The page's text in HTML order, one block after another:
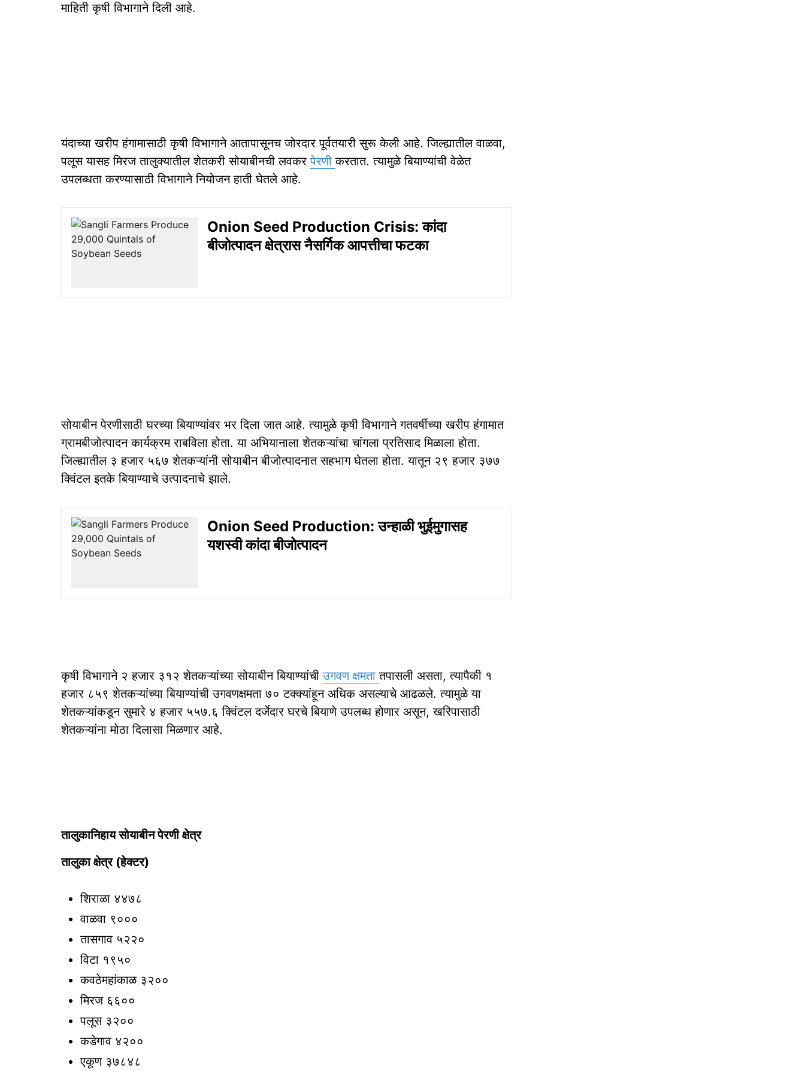
माहिती कृषी विभागाने दिली आहे.
यंदाच्या खरीप हंगामासाठी कृषी विभागाने आतापासूनच जोरदार पूर्वतयारी सुरू केली आहे. जिल्ह्यातील वाळवा,
पलूस यासह मिरज तालुक्यातील शेतकरी सोयाबीनची लवकरपेरणीकरतात. त्यामुळे बियाण्यांची वेळेत
उपलब्धता करण्यासाठी विभागाने नियोजन हाती घेतले आहे.
Onion Seed Production Crisis: कांदा
बीजोत्पादन क्षेत्रास नैसर्गिक आपत्तीचा फटका
सोयाबीन पेरणीसाठी घरच्या बियाण्यांवर भर दिला जात आहे. त्यामुळे कृषी विभागाने गतवर्षीच्या खरीप हंगामात
ग्रामबीजोत्पादन कार्यक्रम राबविला होता. या अभियानाला शेतकऱ्यांचा चांगला प्रतिसाद मिळाला होता.
जिल्ह्यातील ३ हजार ५६७ शेतकऱ्यांनी सोयाबीन बीजोत्पादनात सहभाग घेतला होता. यातून २९ हजार ३७७
क्विंटल इतके बियाण्याचे उत्पादनाचे झाले.
Onion Seed Production: उन्हाळी भुईमुगासह
यशस्वी कांदा बीजोत्पादन
कृषी विभागाने २ हजार ३१२ शेतकऱ्यांच्या सोयाबीन बियाण्यांचीउगवण क्षमतातपासली असता, त्यापैकी १
हजार ८५९ शेतकऱ्यांच्या बियाण्यांची उगवणक्षमता ७० टक्क्यांहून अधिक असल्याचे आढळले. त्यामुळे या
शेतकऱ्यांकडून सुमारे ४ हजार ५५७.६ क्विंटल दर्जेदार घरचे बियाणे उपलब्ध होणार असून, खरिपासाठी
शेतकऱ्यांना मोठा दिलासा मिळणार आहे.
तालुकानिहाय सोयाबीन पेरणी क्षेत्र
तालुका क्षेत्र (हेक्टर)
शिराळा ४४७८
वाळवा ९०००
तासगाव ५२२०
विटा १९५०
कवठेमहांकाळ ३२००
मिरज ६६००
पलूस ३२००
कडेगाव ४२००
एकूण ३७८४८